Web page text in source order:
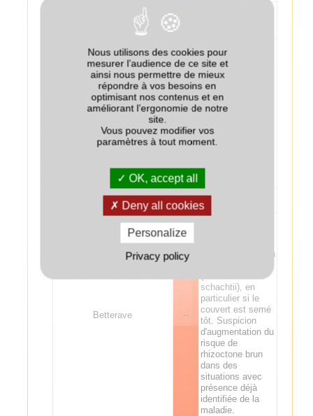
Légume d'industrie
Risque Sclerotinia
Maïs +
potentiellement
négatif des
crucifères avant
maïs n’est
observé que si le
couvert est détruit
ou avril). Effet
potentiellement
sur le maïs
Sorgho
+
Betterave --
Risque
de nématode de la
schachtii), en
particulier si le
couvert est semé
tôt. Suspicion
d'augmentation du
risque de
rhizoctone brun
dans des
situations avec
présence déjà
identifiée de la
maladie.
Nous utilisons des cookies pour
mesurer l’audience de ce site et
ainsi nous permettre de mieux
répondre à vos besoins en
optimisant nos contenus et en
améliorant l’ergonomie de notre
site.
Vous pouvez modifier vos
paramètres à tout moment.
OK, accept all
Deny all cookies
Personalize
Privacy policy